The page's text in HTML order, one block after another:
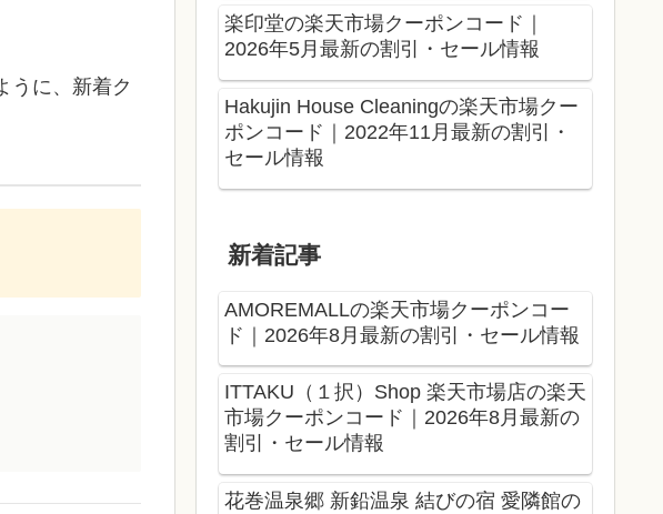
うに、新着ク
楽印堂の楽天市場クーポンコード｜
2026年5月最新の割引・セール情報
Hakujin House Cleaningの楽天市場クー
ポンコード｜2022年11月最新の割引・
セール情報
新着記事
AMOREMALLの楽天市場クーポンコー
ド｜2026年8月最新の割引・セール情報
ITTAKU（１択）Shop 楽天市場店の楽天
市場クーポンコード｜2026年8月最新の
割引・セール情報
花巻温泉郷 新鉛温泉 結びの宿 愛隣館の